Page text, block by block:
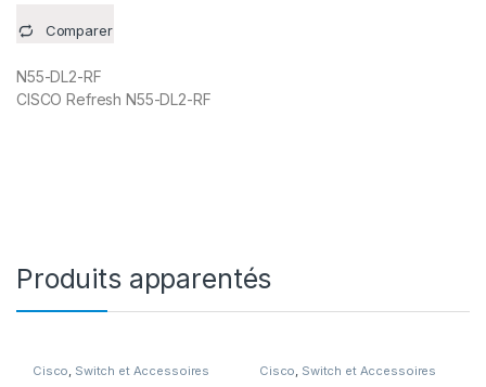
Comparer
N55-DL2-RF
CISCO Refresh N55-DL2-RF
Produits apparentés
Cisco, Switch et Accessoires Cisco, Switch et Accessoires